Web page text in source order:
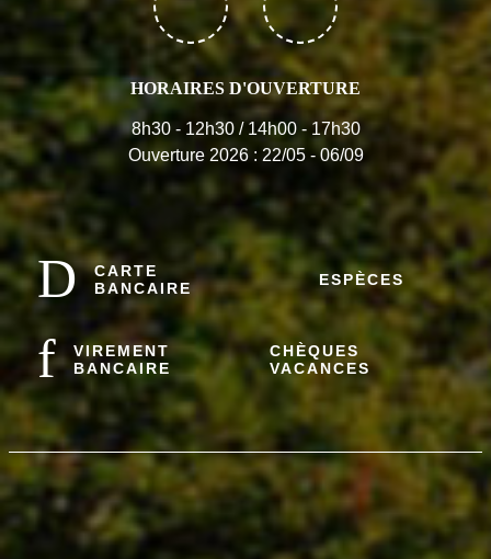
HORAIRES D'OUVERTURE
8h30 - 12h30 / 14h00 - 17h30
Ouverture 2026 : 22/05 - 06/09
CARTE
BANCAIRE
ESPÈCES
VIREMENT
BANCAIRE
CHÈQUES
VACANCES